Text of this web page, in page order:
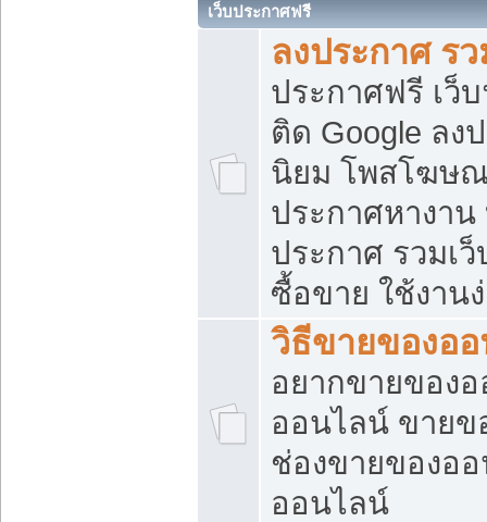
เว็บประกาศฟรี
ลงประกาศ ร
ประกาศฟรี เว็
ติด Google ลง
นิยม โพสโฆษ
ประกาศหางาน
ประกาศ รวมเ
ซื้อขาย ใช้งาน
วิธีขายของอ
อยากขายของ
ออนไลน์ ขายข
ช่องขายของอ
ออนไลน์